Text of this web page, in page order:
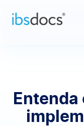
Pular para o